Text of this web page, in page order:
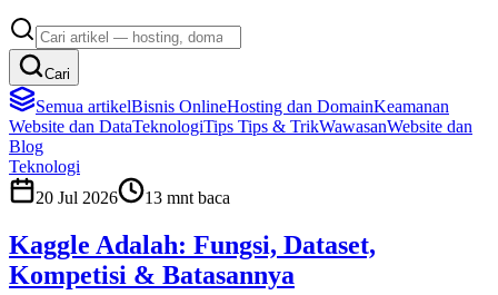
Cari
Semua artikelBisnis OnlineHosting dan DomainKeamanan
Website dan DataTeknologiTips Tips & TrikWawasanWebsite dan
Blog
Teknologi
20 Jul 2026
13 mnt baca
Kaggle Adalah: Fungsi, Dataset,
Kompetisi & Batasannya